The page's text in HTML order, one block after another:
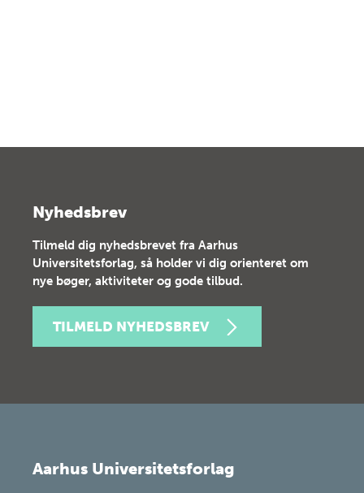
Nyhedsbrev
Tilmeld dig nyhedsbrevet fra Aarhus
Universitetsforlag, så holder vi dig orienteret om
nye bøger, aktiviteter og gode tilbud.
TILMELD NYHEDSBREV
Aarhus Universitetsforlag